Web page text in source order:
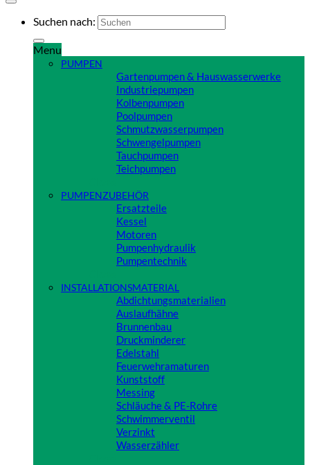
Suchen nach:
Menu
PUMPEN
Gartenpumpen & Hauswasserwerke
Industriepumpen
Kolbenpumpen
Poolpumpen
Schmutzwasserpumpen
Schwengelpumpen
Tauchpumpen
Teichpumpen
PUMPENZUBEHÖR
Ersatzteile
Kessel
Motoren
Pumpenhydraulik
Pumpentechnik
INSTALLATIONSMATERIAL
Abdichtungsmaterialien
Auslaufhähne
Brunnenbau
Druckminderer
Edelstahl
Feuerwehramaturen
Kunststoff
Messing
Schläuche & PE-Rohre
Schwimmerventil
Verzinkt
Wasserzähler